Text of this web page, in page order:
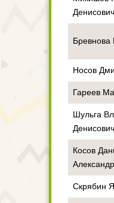
Денисович
Бревнова
Носов
Гареев
Шульга
Денисович
Косов
Скрябин